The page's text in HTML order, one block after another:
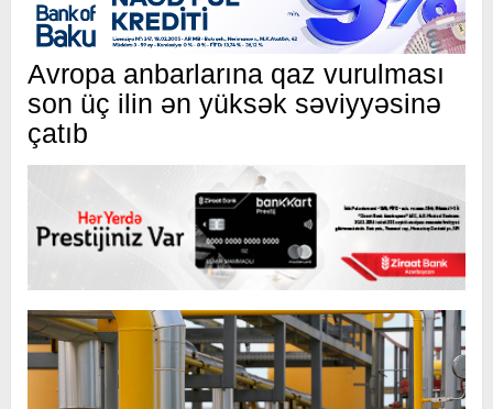
Avropa anbarlarına qaz vurulması
son üç ilin ən yüksək səviyyəsinə
çatıb